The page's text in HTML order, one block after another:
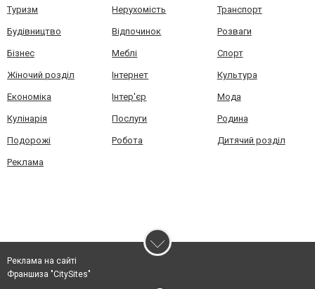
Туризм Нерухомість Транспорт
Будівництво Відпочинок Розваги
Бізнес Меблі Спорт
Жіночий розділ Інтернет Культура
Економіка Інтер'єр Мода
Кулінарія Послуги Родина
Подорожі Робота Дитячий розділ
Реклама
Реклама на сайті
Франшиза "CitySites"